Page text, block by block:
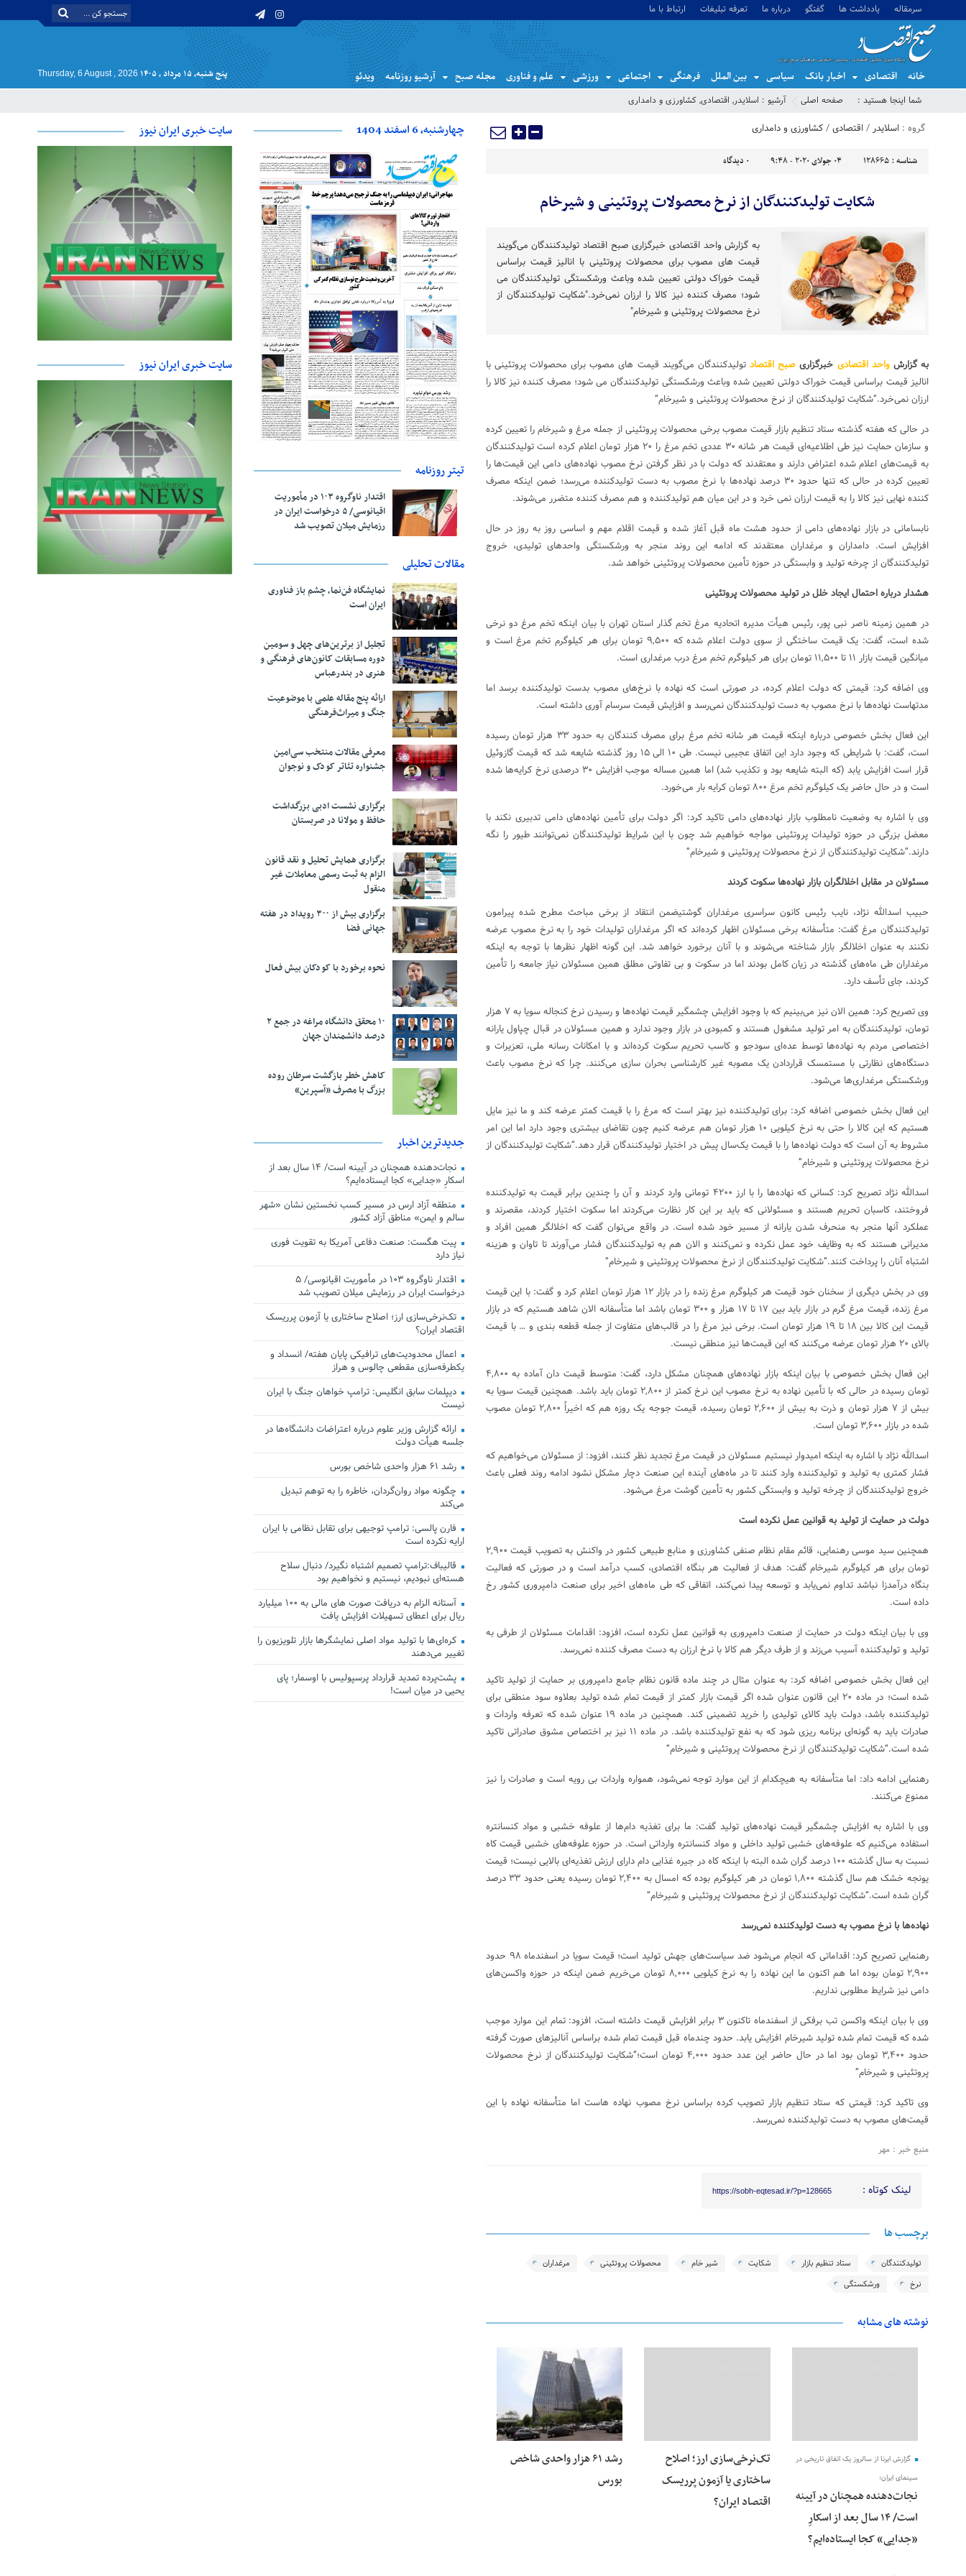
سرمقاله یادداشت ها گفتگو درباره ما تعرفه تبلیغات ارتباط با ما
خانه اقتصادی اخبار بانک سیاسی بین الملل فرهنگی اجتماعی ورزشی علم و فناوری مجله صبح آرشیو روزنامه ویدئو پنج شنبه, ۱۵ مرداد , ۱۴۰۵ Thursday, 6 August , 2026
شما اینجا هستید : صفحه اصلی آرشیو : اسلایدر, اقتصادی, کشاورزی و دامداری
گروه : اسلایدر/اقتصادی/کشاورزی و دامداری
شناسه : 128665 04 جولای 2020 - 9:48 0 دیدگاه
شکایت تولیدکنندگان از نرخ محصولات پروتئینی و شیرخام
به گزارش واحد اقتصادی خبرگزاری صبح اقتصاد تولیدکنندگان می‌گویند
قیمت های مصوب برای محصولات پروتئینی با انالیز قیمت براساس
قیمت خوراک دولتی تعیین شده وباعث ورشکستگی تولیدکنندگان می
شود؛ مصرف کننده نیز کالا را ارزان نمی‌خرد."شکایت تولیدکنندگان از
نرخ محصولات پروتئینی و شیرخام"
به گزارشواحد اقتصادی خبرگزاری صبح اقتصاد تولیدکنندگان می‌گویند قیمت های مصوب برای محصولات پروتئینی با
انالیز قیمت براساس قیمت خوراک دولتی تعیین شده وباعث ورشکستگی تولیدکنندگان می شود؛ مصرف کننده نیز کالا را
ارزان نمی‌خرد.”شکایت تولیدکنندگان از نرخ محصولات پروتئینی و شیرخام”
در حالی که هفته گذشته ستاد تنظیم بازار قیمت مصوب برخی محصولات پروتئینی از جمله مرغ و شیرخام را تعیین کرده
و سازمان حمایت نیز طی اطلاعیه‌ای قیمت هر شانه ٣٠ عددی تخم مرغ را ٢٠ هزار تومان اعلام کرده است تولیدکنندگان
به قیمت‌های اعلام شده اعتراض دارند و معتقدند که دولت با در نظر گرفتن نرخ مصوب نهاده‌های دامی این قیمت‌ها را
تعیین کرده در حالی که تنها حدود ٣٠ درصد نهاده‌ها با نرخ مصوب به دست تولیدکننده می‌رسد؛ ضمن اینکه مصرف
کننده نهایی نیز کالا را به قیمت ارزان نمی خرد و در این میان هم تولیدکننده و هم مصرف کننده متضرر می‌شوند.
نابسامانی در بازار نهاده‌های دامی از حدود هشت ماه قبل آغاز شده و قیمت اقلام مهم و اساسی روز به روز در حال
افزایش است. دامداران و مرغداران معتقدند که ادامه این روند منجر به ورشکستگی واحدهای تولیدی، خروج
تولیدکنندگان از چرخه تولید و وابستگی در حوزه تأمین محصولات پروتئینی خواهد شد.
هشدار درباره احتمال ایجاد خلل در تولید محصولات پروتئینی
در همین زمینه ناصر نبی پور، رئیس هیأت مدیره اتحادیه مرغ تخم گذار استان تهران با بیان اینکه تخم مرغ دو نرخی
شده است، گفت: یک قیمت ساختگی از سوی دولت اعلام شده که ۹,۵۰۰ تومان برای هر کیلوگرم تخم مرغ است و
میانگین قیمت بازار ۱۱ تا ۱۱,۵۰۰ تومان برای هر کیلوگرم تخم مرغ درب مرغداری است.
وی اضافه کرد: قیمتی که دولت اعلام کرده، در صورتی است که نهاده با نرخ‌های مصوب بدست تولیدکننده برسد اما
مدتهاست نهاده‌ها با نرخ مصوب به دست تولیدکنندگان نمی‌رسد و افزایش قیمت سرسام آوری داشته است.
این فعال بخش خصوصی درباره اینکه قیمت هر شانه تخم مرغ برای مصرف کنندگان به حدود ۳۳ هزار تومان رسیده
است، گفت: با شرایطی که وجود دارد این اتفاق عجیبی نیست. طی ۱۰ الی ۱۵ روز گذشته شایعه شد که قیمت گازوئیل
قرار است افزایش یابد (که البته شایعه بود و تکذیب شد) اما همین مساله موجب افزایش ۳۰ درصدی نرخ کرایه‌ها شده
است و در حال حاضر یک کیلوگرم تخم مرغ ۸۰۰ تومان کرایه بار می‌خورد.
وی با اشاره به وضعیت نامطلوب بازار نهاده‌های دامی تاکید کرد: اگر دولت برای تأمین نهاده‌های دامی تدبیری نکند با
معضل بزرگی در حوزه تولیدات پروتئینی مواجه خواهیم شد چون با این شرایط تولیدکنندگان نمی‌توانند طیور را نگه
دارند.”شکایت تولیدکنندگان از نرخ محصولات پروتئینی و شیرخام”
مسئولان در مقابل اخلالگران بازار نهاده‌ها سکوت کردند
حبیب اسدالله نژاد، نایب رئیس کانون سراسری مرغداران گوشتیضمن انتقاد از برخی مباحث مطرح شده پیرامون
تولیدکنندگان مرغ گفت: متأسفانه برخی مسئولان اظهار کرده‌اند که اگر مرغداران تولیدات خود را به نرخ مصوب عرضه
نکنند به عنوان اخلالگر بازار شناخته می‌شوند و با آنان برخورد خواهد شد. این گونه اظهار نظرها با توجه به اینکه
مرغداران طی ماه‌های گذشته در زیان کامل بودند اما در سکوت و بی تفاوتی مطلق همین مسئولان نیاز جامعه را تأمین
کردند، جای تأسف دارد.
وی تصریح کرد: همین الان نیز می‌بینیم که با وجود افزایش چشمگیر قیمت نهاده‌ها و رسیدن نرخ کنجاله سویا به ۷ هزار
تومان، تولیدکنندگان به امر تولید مشغول هستند و کمبودی در بازار وجود ندارد و همین مسئولان در قبال چپاول یارانه
اختصاصی مردم به نهاده‌ها توسط عده‌ای سودجو و کاسب تحریم سکوت کرده‌اند و با امکانات رسانه ملی، تعزیرات و
دستگاه‌های نظارتی با مستمسک قراردادن یک مصوبه غیر کارشناسی بحران سازی می‌کنند. چرا که نرخ مصوب باعث
ورشکستگی مرغداری‌ها می‌شود.
این فعال بخش خصوصی اضافه کرد: برای تولیدکننده نیز بهتر است که مرغ را با قیمت کمتر عرضه کند و ما نیز مایل
هستیم که این کالا را حتی به نرخ کیلویی ۱۰ هزار تومان هم عرضه کنیم چون تقاضای بیشتری وجود دارد اما این امر
مشروط به آن است که دولت نهاده‌ها را با قیمت یک‌سال پیش در اختیار تولیدکنندگان قرار دهد.”شکایت تولیدکنندگان از
نرخ محصولات پروتئینی و شیرخام”
اسدالله نژاد تصریح کرد: کسانی که نهاده‌ها را با ارز ۴۲۰۰ تومانی وارد کردند و آن را چندین برابر قیمت به تولیدکننده
فروختند، کاسبان تحریم هستند و مسئولانی که باید بر این کار نظارت می‌کردند اما سکوت اختیار کردند، مقصرند و
عملکرد آنها منجر به منحرف شدن یارانه از مسیر خود شده است. در واقع می‌توان گفت که اخلالگر همین افراد و
مدیرانی هستند که به وظایف خود عمل نکرده و نمی‌کنند و الان هم به تولیدکنندگان فشار می‌آورند تا تاوان و هزینه
اشتباه آنان را پرداخت کنند.”شکایت تولیدکنندگان از نرخ محصولات پروتئینی و شیرخام”
وی در بخش دیگری از سخنان خود قیمت هر کیلوگرم مرغ زنده را در بازار ۱۲ هزار تومان اعلام کرد و گفت: با این قیمت
مرغ زنده، قیمت مرغ گرم در بازار باید بین ۱۷ تا ۱۷ هزار و ۳۰۰ تومان باشد اما متأسفانه الان شاهد هستیم که در بازار
قیمت این کالا بین ۱۸ تا ۱۹ هزار تومان است. برخی نیز مرغ را در قالب‌های متفاوت از جمله قطعه بندی و … با قیمت
بالای ۲۰ هزار تومان عرضه می‌کنند که این قیمت‌ها نیز منطقی نیست.
این فعال بخش خصوصی با بیان اینکه بازار نهاده‌های همچنان مشکل دارد، گفت: متوسط قیمت دان آماده به ۴,۸۰۰
تومان رسیده در حالی که با تأمین نهاده به نرخ مصوب این نرخ کمتر از ۲,۸۰۰ تومان باید باشد. همچنین قیمت سویا به
بیش از ۷ هزار تومان و ذرت به بیش از ۲,۶۰۰ تومان رسیده، قیمت جوجه یک روزه هم که اخیراً ۲,۸۰۰ تومان مصوب
شده در بازار ۳,۶۰۰ تومان است.
اسدالله نژاد با اشاره به اینکه امیدوار نیستیم مسئولان در قیمت مرغ تجدید نظر کنند، افزود: از مسئولان می‌خواهیم که
فشار کمتری به تولید و تولیدکننده وارد کنند تا در ماه‌های آینده این صنعت دچار مشکل نشود ادامه روند فعلی باعث
خروج تولیدکنندگان از چرخه تولید و وابستگی کشور به تأمین گوشت مرغ می‌شود.
دولت در حمایت از تولید به قوانین عمل نکرده است
همچنین سید موسی رهنمایی، قائم مقام نظام صنفی کشاورزی و منابع طبیعی کشور در واکنش به تصویب قیمت ۲,۹۰۰
تومان برای هر کیلوگرم شیرخام گفت: هدف از فعالیت هر بنگاه اقتصادی، کسب درآمد است و در صورتی که فعالیت
بنگاه درآمدزا نباشد تداوم نمی‌یابد و توسعه پیدا نمی‌کند، اتفاقی که طی ماه‌های اخیر برای صنعت دامپروری کشور رخ
داده است.
وی با بیان اینکه دولت در حمایت از صنعت دامپروری به قوانین عمل نکرده است، افزود: اقدامات مسئولان از طرفی به
تولید و تولیدکننده آسیب می‌زند و از طرف دیگر هم کالا با نرخ ارزان به دست مصرف کننده نمی‌رسد.
این فعال بخش خصوصی اضافه کرد: به عنوان مثال در چند ماده قانون نظام جامع دامپروری بر حمایت از تولید تاکید
شده است؛ در ماده ۲۰ این قانون عنوان شده اگر قیمت بازار کمتر از قیمت تمام شده تولید بعلاوه سود منطقی برای
تولیدکننده باشد، دولت باید کالای تولیدی را خرید تضمینی کند. همچنین در ماده ۱۹ عنوان شده که تعرفه واردات و
صادرات باید به گونه‌ای برنامه ریزی شود که به نفع تولیدکننده باشد. در ماده ۱۱ نیز بر اختصاص مشوق صادراتی تاکید
شده است.”شکایت تولیدکنندگان از نرخ محصولات پروتئینی و شیرخام”
رهنمایی ادامه داد: اما متأسفانه به هیچکدام از این موارد توجه نمی‌شود، همواره واردات بی رویه است و صادرات را نیز
ممنوع می‌کنند.
وی با اشاره به افزایش چشمگیر قیمت نهاده‌های تولید گفت: ما برای تغذیه دام‌ها از علوفه خشبی و مواد کنسانتره
استفاده می‌کنیم که علوفه‌های خشبی تولید داخلی و مواد کنسانتره وارداتی است. در حوزه علوفه‌های خشبی قیمت کاه
نسبت به سال گذشته ۱۰۰ درصد گران شده البته با اینکه کاه در جیره غذایی دام دارای ارزش تغذیه‌ای بالایی نیست؛ قیمت
یونجه خشک هم سال گذشته ۱,۸۰۰ تومان در هر کیلوگرم بوده که امسال به ۲,۴۰۰ تومان رسیده یعنی حدود ۳۳ درصد
گران شده است.”شکایت تولیدکنندگان از نرخ محصولات پروتئینی و شیرخام”
نهاده‌ها با نرخ مصوب به دست تولیدکننده نمی‌رسد
رهنمایی تصریح کرد: اقداماتی که انجام می‌شود ضد سیاست‌های جهش تولید است؛ قیمت سویا در اسفندماه ۹۸ حدود
۲,۹۰۰ تومان بوده اما هم اکنون ما این نهاده را به نرخ کیلویی ۸,۰۰۰ تومان می‌خریم ضمن اینکه در حوزه واکسن‌های
دامی نیز شرایط مطلوبی نداریم.
وی با بیان اینکه واکسن تب برفکی از اسفندماه تاکنون ۳ برابر افزایش قیمت داشته است، افزود: تمام این موارد موجب
شده که قیمت تمام شده تولید شیرخام افزایش یابد. حدود چندماه قبل قیمت تمام شده براساس آنالیزهای صورت گرفته
حدود ۳,۴۰۰ تومان بود اما در حال حاضر این عدد حدود ۴,۰۰۰ تومان است؛”شکایت تولیدکنندگان از نرخ محصولات
پروتئینی و شیرخام”
وی تاکید کرد: قیمتی که ستاد تنظیم بازار تصویب کرده براساس نرخ مصوب نهاده هاست اما متأسفانه نهاده با این
قیمت‌های مصوب به دست تولیدکننده نمی‌رسد.
منبع خبر : مهر
لینک کوتاه : https://sobh-eqtesad.ir/?p=128665
برچسب ها
تولیدکنندگان ستاد تنظیم بازار شکایت شیر خام محصولات پروتئینی
مرغداران
نرخ
ورشکستگی
نوشته های مشابه
گزارش ایرنا از سالروز یک اتفاق تاریخی در
سینمای ایران؛
نجات‌دهنده‌ همچنان در آیینه
است/ ۱۴ سال بعد از اسکارِ
«جدایی» کجا ایستاده‌ایم؟
تک‌نرخی‌سازی ارز؛ اصلاح
ساختاری یا آزمون پرریسک
اقتصاد ایران؟
رشد ۶۱ هزار واحدی شاخص
بورس
چهارشنبه، 6 اسفند 1404
تیتر روزنامه
اقتدار ناوگروه ۱۰۳ در مأموریت‌
اقیانوسی/ ۵ درخواست ایران در
رزمایش میلان تصویب شد
مقالات تحلیلی
نمایشگاه فن‌نما، چشم باز فناوری
ایران است
تجلیل از بر‌ترین‌های چهل و سومین
دوره مسابقات کانون‌های فرهنگی و
هنری در بندرعباس
ارائه پنج مقاله علمی با موضوعیت
جنگ و میراث‌فرهنگی
معرفی مقالات منتخب سی‌امین
جشنواره تئاتر کودک و نوجوان
برگزاری نشست ادبی بزرگداشت
حافظ و مولانا در صربستان
برگزاری همایش تحلیل و نقد قانون
الزام به ثبت رسمی معاملات غیر
منقول
برگزاری بیش از ۳۰۰ رویداد در هفته
جهانی فضا
نحوه برخورد با کودکان بیش فعال
۱۰ محقق دانشگاه مراغه در جمع ۲
درصد دانشمندان جهان
کاهش خطر بازگشت سرطان روده
بزرگ با مصرف «آسپرین»
جدیدترین اخبار
نجات‌دهنده‌ همچنان در آیینه است/ ۱۴ سال بعد از
اسکارِ «جدایی» کجا ایستاده‌ایم؟
منطقه آزاد ارس در مسیر کسب نخستین نشان «شهر
سالم و ایمن» مناطق آزاد کشور
پیت هگست: صنعت دفاعی آمریکا به تقویت فوری
نیاز دارد
اقتدار ناوگروه ۱۰۳ در مأموریت‌ اقیانوسی/ ۵
درخواست ایران در رزمایش میلان تصویب شد
تک‌نرخی‌سازی ارز؛ اصلاح ساختاری یا آزمون پرریسک
اقتصاد ایران؟
اعمال محدودیت‌های ترافیکی پایان هفته/ انسداد و
یکطرفه‌سازی مقطعی چالوس و هراز
دیپلمات سابق انگلیس:‌ ترامپ خواهان جنگ با ایران
نیست
ارائه گزارش وزیر علوم درباره اعتراضات دانشگاه‌ها در
جلسه هیأت دولت
رشد ۶۱ هزار واحدی شاخص بورس
چگونه مواد روان‌گردان، خاطره را به توهم تبدیل
می‌کند
فارن پالسی: ترامپ توجیهی برای تقابل نظامی با ایران
ارایه نکرده است
قالیباف:ترامپ تصمیم اشتباه نگیرد/ دنبال سلاح
هسته‌ای نبودیم، نیستیم و نخواهیم بود
آستانه الزام به دریافت صورت های مالی به ۱۰۰ میلیارد
ریال برای اعطای تسهیلات افزایش یافت
کره‌ای‌ها با تولید مواد اصلی نمایشگرها بازار تلویزیون را
تغییر می‌دهند
پشت‌پرده تمدید قرارداد پرسپولیس با اوسمار؛ پای
یحیی در میان است!
سایت خبری ایران نیوز
سایت خبری ایران نیوز